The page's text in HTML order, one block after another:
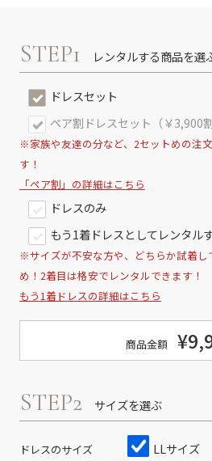
STEP1 レンタルする商品を選
ドレスセット
ペア割ドレスセット（￥3,900割
※家族や友達の分など、2セットめの注
す！
「ペア割」の詳細はこちら
ドレスのみ
もう1着ドレスとしてレンタル
※サイズが不安な方や、どちらか試着し
め！2着目は格安でレンタルできます！
もう1着ドレスの詳細はこちら
商品金額
STEP2 サイズを選ぶ
ドレスのサイズ LLサイズ